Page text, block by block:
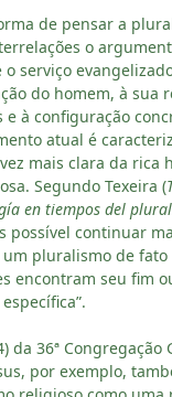
de pensar a
o
serviço
do homem, à sua
e à configuração
atual é
mais clara da rica
Segundo Texeira (
en tiempos del
possível continuar
pluralismo de fato
encontram seu fim
da 36ª Congregação
por exemplo,